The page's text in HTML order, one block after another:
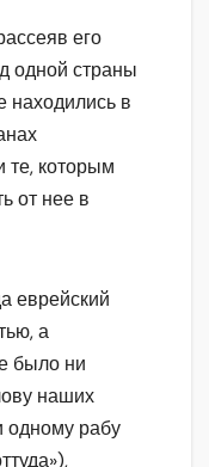
его
одной страны
находились в
те, которым
от нее в
еврейский
а
было ни
наших
одному рабу